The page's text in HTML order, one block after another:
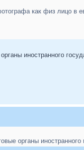
как физ лицо в
иностранного
органы